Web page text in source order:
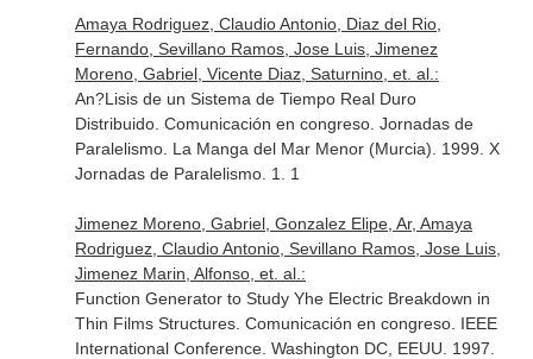
Amaya Rodriguez, Claudio Antonio, Diaz del Rio,
Fernando, Sevillano Ramos, Jose Luis, Jimenez
Moreno, Gabriel, Vicente Diaz, Saturnino, et. al.:
An?Lisis de un Sistema de Tiempo Real Duro
Distribuido. Comunicación en congreso. Jornadas de
Paralelismo. La Manga del Mar Menor (Murcia). 1999. X
Jornadas de Paralelismo. 1. 1
Jimenez Moreno, Gabriel, Gonzalez Elipe, Ar, Amaya
Rodriguez, Claudio Antonio, Sevillano Ramos, Jose Luis,
Jimenez Marin, Alfonso, et. al.:
Function Generator to Study Yhe Electric Breakdown in
Thin Films Structures. Comunicación en congreso. IEEE
International Conference. Washington DC, EEUU. 1997.